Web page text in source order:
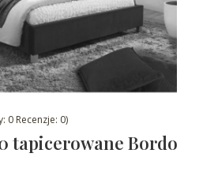
0 Recenzje: 0)
tapicerowane Bordo